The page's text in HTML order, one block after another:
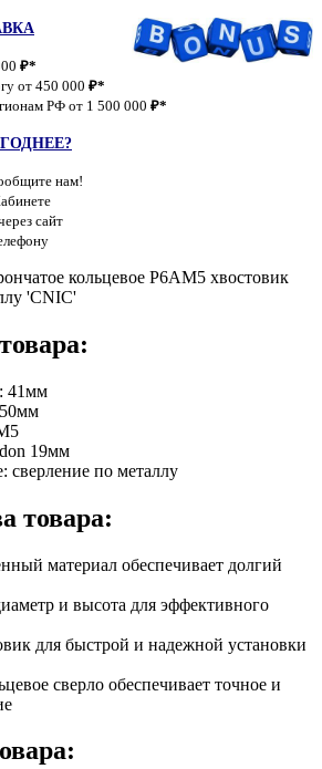
₽*
от 450 000 ₽*
РФ от 1 500 000 ₽*
нам!
сайт
кольцевое Р6АМ5 хвостовик
'CNIC'
41мм
19мм
сверление по металлу
товара:
материал обеспечивает долгий
и высота для эффективного
для быстрой и надежной установки
сверло обеспечивает точное и